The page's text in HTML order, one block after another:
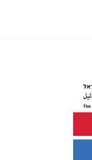
الإسمنتية التي أغلقت